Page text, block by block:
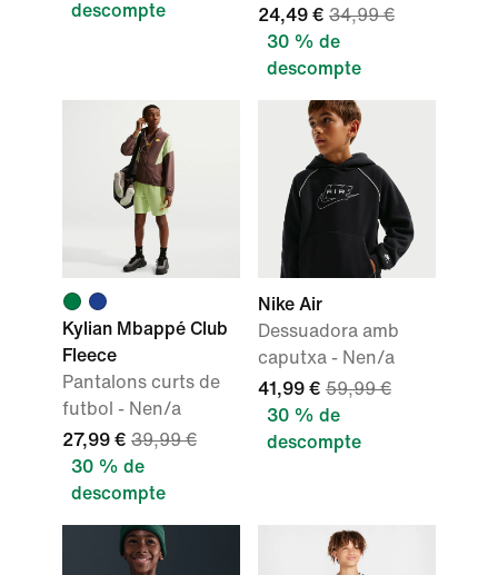
descompte
24,49 € 34,99 €
30 % de
descompte
Kylian Mbappé Club
Fleece
Pantalons curts de
futbol - Nen/a
27,99 € 39,99 €
30 % de
descompte
Nike Air
Dessuadora amb
caputxa - Nen/a
41,99 € 59,99 €
30 % de
descompte